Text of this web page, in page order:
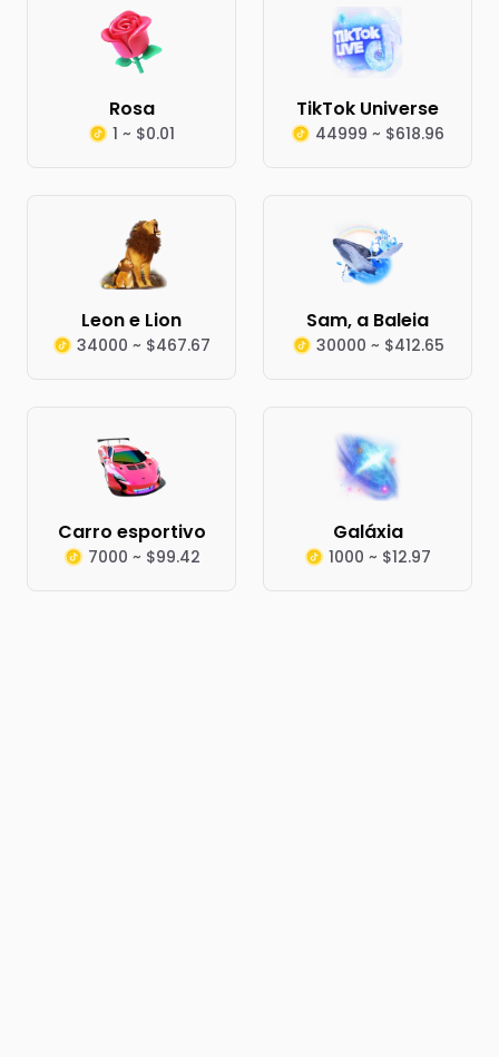
Rosa
1 ~ $0.01
TikTok Universe
44999 ~ $618.96
Leon e Lion
34000 ~ $467.67
Sam, a Baleia
30000 ~ $412.65
Carro esportivo
7000 ~ $99.42
Galáxia
1000 ~ $12.97